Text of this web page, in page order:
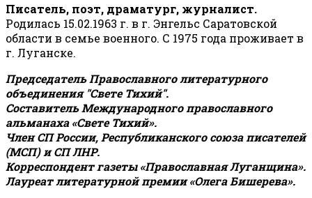
Писатель, поэт, драматург, журналист.
Родилась 15.02.1963 г. в г. Энгельс Саратовской
области в семье военного. С 1975 года проживает в
г. Луганске.
Председатель Православного литературного
объединения "Свете Тихий".
Составитель Международного православного
альманаха «Свете Тихий».
Член СП России, Республиканского союза писателей
(МСП) и СП ЛНР.
Корреспондент газеты «Православная Луганщина».
Лауреат литературной премии «Олега Бишерева».